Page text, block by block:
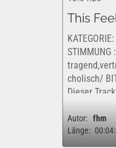
This
STIMMUNG :
cholisch/
Dieser
nur
rein
Autor: fhm
Länge: